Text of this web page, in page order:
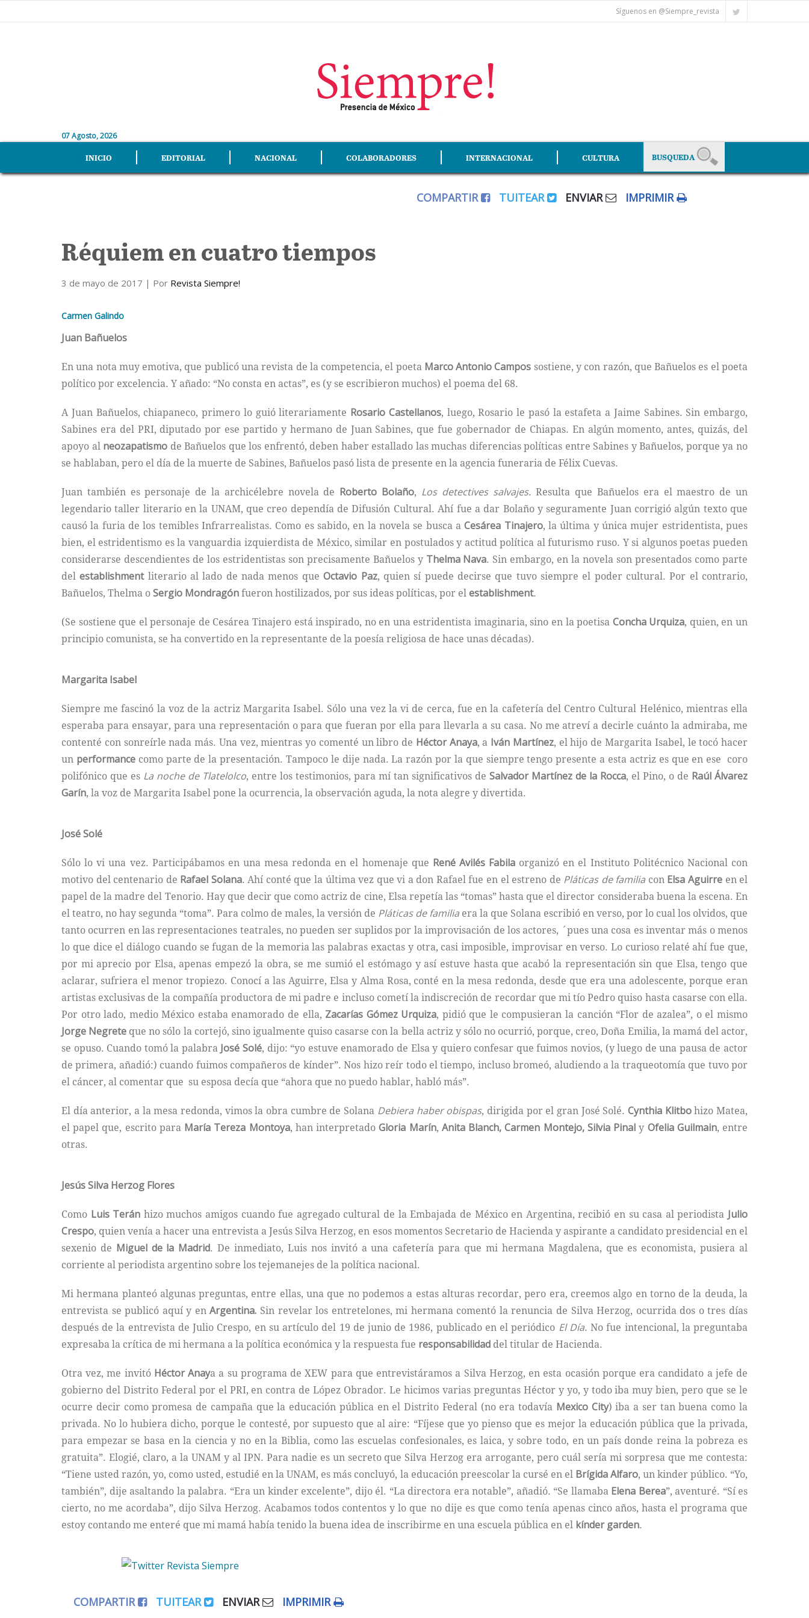
Síguenos en @Siempre_revista
07 Agosto, 2026
INICIO EDITORIAL NACIONAL COLABORADORES INTERNACIONAL CULTURA
COMPARTIR TUITEAR ENVIAR IMPRIMIR
Réquiem en cuatro tiempos
3 de mayo de 2017 | Por Revista Siempre!
Carmen Galindo
Juan Bañuelos
En una nota muy emotiva, que publicó una revista de la competencia, el poeta Marco Antonio Campos sostiene, y con razón, que Bañuelos es el poeta
político por excelencia. Y añado: “No consta en actas”, es (y se escribieron muchos) el poema del 68.
A Juan Bañuelos, chiapaneco, primero lo guió literariamente Rosario Castellanos, luego, Rosario le pasó la estafeta a Jaime Sabines. Sin embargo,
Sabines era del PRI, diputado por ese partido y hermano de Juan Sabines, que fue gobernador de Chiapas. En algún momento, antes, quizás, del
apoyo al neozapatismo de Bañuelos que los enfrentó, deben haber estallado las muchas diferencias políticas entre Sabines y Bañuelos, porque ya no
se hablaban, pero el día de la muerte de Sabines, Bañuelos pasó lista de presente en la agencia funeraria de Félix Cuevas.
Juan también es personaje de la archicélebre novela de Roberto Bolaño, Los detectives salvajes. Resulta que Bañuelos era el maestro de un
legendario taller literario en la UNAM, que creo dependía de Difusión Cultural. Ahí fue a dar Bolaño y seguramente Juan corrigió algún texto que
causó la furia de los temibles Infrarrealistas. Como es sabido, en la novela se busca aCesárea Tinajero, la última y única mujer estridentista, pues
bien, el estridentismo es la vanguardia izquierdista de México, similar en postulados y actitud política al futurismo ruso. Y si algunos poetas pueden
considerarse descendientes de los estridentistas son precisamente Bañuelos y Thelma Nava. Sin embargo, en la novela son presentados como parte
delestablishmentliterario al lado de nada menos queOctavio Paz, quien sí puede decirse que tuvo siempre el poder cultural. Por el contrario,
Bañuelos, Thelma oSergio Mondragónfueron hostilizados, por sus ideas políticas, por elestablishment.
(Se sostiene que el personaje de Cesárea Tinajero está inspirado, no en una estridentista imaginaria, sino en la poetisa Concha Urquiza, quien, en un
principio comunista, se ha convertido en la representante de la poesía religiosa de hace unas décadas).
Margarita Isabel
Siempre me fascinó la voz de la actriz Margarita Isabel. Sólo una vez la vi de cerca, fue en la cafetería del Centro Cultural Helénico, mientras ella
esperaba para ensayar, para una representación o para que fueran por ella para llevarla a su casa. No me atreví a decirle cuánto la admiraba, me
contenté con sonreírle nada más. Una vez, mientras yo comenté un libro de Héctor Anaya, a Iván Martínez, el hijo de Margarita Isabel, le tocó hacer
un performancecomo parte de la presentación. Tampoco le dije nada. La razón por la que siempre tengo presente a esta actriz es que en ese coro
polifónico que es La noche de Tlatelolco, entre los testimonios, para mí tan significativos de Salvador Martínez de la Rocca, el Pino, o de Raúl Álvarez
Garín, la voz de Margarita Isabel pone la ocurrencia, la observación aguda, la nota alegre y divertida.
José Solé
Sólo lo vi una vez. Participábamos en una mesa redonda en el homenaje que René Avilés Fabila organizó en el Instituto Politécnico Nacional con
motivo del centenario de Rafael Solana. Ahí conté que la última vez que vi a don Rafael fue en el estreno de Pláticas de familia con Elsa Aguirreen el
papel de la madre del Tenorio. Hay que decir que como actriz de cine, Elsa repetía las “tomas” hasta que el director consideraba buena la escena. En
el teatro, no hay segunda “toma”. Para colmo de males, la versión de Pláticas de familia era la que Solana escribió en verso, por lo cual los olvidos, que
tanto ocurren en las representaciones teatrales, no pueden ser suplidos por la improvisación de los actores, ´pues una cosa es inventar más o menos
lo que dice el diálogo cuando se fugan de la memoria las palabras exactas y otra, casi imposible, improvisar en verso. Lo curioso relaté ahí fue que,
por mi aprecio por Elsa, apenas empezó la obra, se me sumió el estómago y así estuve hasta que acabó la representación sin que Elsa, tengo que
aclarar, sufriera el menor tropiezo. Conocí a las Aguirre, Elsa y Alma Rosa, conté en la mesa redonda, desde que era una adolescente, porque eran
artistas exclusivas de la compañía productora de mi padre e incluso cometí la indiscreción de recordar que mi tío Pedro quiso hasta casarse con ella.
Por otro lado, medio México estaba enamorado de ella, Zacarías Gómez Urquiza, pidió que le compusieran la canción “Flor de azalea”, o el mismo
Jorge Negrete que no sólo la cortejó, sino igualmente quiso casarse con la bella actriz y sólo no ocurrió, porque, creo, Doña Emilia, la mamá del actor,
se opuso. Cuando tomó la palabra José Solé, dijo: “yo estuve enamorado de Elsa y quiero confesar que fuimos novios, (y luego de una pausa de actor
de primera, añadió:) cuando fuimos compañeros de kínder”. Nos hizo reír todo el tiempo, incluso bromeó, aludiendo a la traqueotomía que tuvo por
el cáncer, al comentar que su esposa decía que “ahora que no puedo hablar, habló más”.
El día anterior, a la mesa redonda, vimos la obra cumbre de Solana Debiera haber obispas, dirigida por el gran José Solé. Cynthia Klitbohizo Matea,
el papel que, escrito para María Tereza Montoya, han interpretadoGloria Marín, Anita Blanch, Carmen Montejo, Silvia Pinal y Ofelia Guilmain, entre
otras.
Jesús Silva Herzog Flores
Como Luis Terán hizo muchos amigos cuando fue agregado cultural de la Embajada de México en Argentina, recibió en su casa al periodista Julio
Crespo, quien venía a hacer una entrevista a Jesús Silva Herzog, en esos momentos Secretario de Hacienda y aspirante a candidato presidencial en el
sexenio de Miguel de la Madrid. De inmediato, Luis nos invitó a una cafetería para que mi hermana Magdalena, que es economista, pusiera al
corriente al periodista argentino sobre los tejemanejes de la política nacional.
Mi hermana planteó algunas preguntas, entre ellas, una que no podemos a estas alturas recordar, pero era, creemos algo en torno de la deuda, la
entrevista se publicó aquí y enArgentina. Sin revelar los entretelones, mi hermana comentó la renuncia de Silva Herzog, ocurrida dos o tres días
después de la entrevista de Julio Crespo, en su artículo del 19 de junio de 1986, publicado en el periódico El Día. No fue intencional, la preguntaba
expresaba la crítica de mi hermana a la política económica y la respuesta fue responsabilidad del titular de Hacienda.
Otra vez, me invitó Héctor Anaya a su programa de XEW para que entrevistáramos a Silva Herzog, en esta ocasión porque era candidato a jefe de
gobierno del Distrito Federal por el PRI, en contra de López Obrador. Le hicimos varias preguntas Héctor y yo, y todo iba muy bien, pero que se le
ocurre decir como promesa de campaña que la educación pública en el Distrito Federal (no era todavía Mexico City) iba a ser tan buena como la
privada. No lo hubiera dicho, porque le contesté, por supuesto que al aire: “Fíjese que yo pienso que es mejor la educación pública que la privada,
para empezar se basa en la ciencia y no en la Biblia, como las escuelas confesionales, es laica, y sobre todo, en un país donde reina la pobreza es
gratuita”. Elogié, claro, a la UNAM y al IPN. Para nadie es un secreto que Silva Herzog era arrogante, pero cuál sería mi sorpresa que me contesta:
“Tiene usted razón, yo, como usted, estudié en la UNAM, es más concluyó, la educación preescolar la cursé en el Brígida Alfaro, un kinder público. “Yo,
también”, dije asaltando la palabra. “Era un kinder excelente”, dijo él. “La directora era notable”, añadió. “Se llamaba Elena Berea”, aventuré. “Sí es
cierto, no me acordaba”, dijo Silva Herzog. Acabamos todos contentos y lo que no dije es que como tenía apenas cinco años, hasta el programa que
estoy contando me enteré que mi mamá había tenido la buena idea de inscribirme en una escuela pública en el kínder garden.
COMPARTIR TUITEAR ENVIAR IMPRIMIR